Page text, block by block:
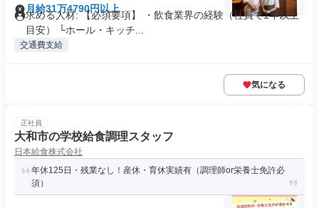
月給31万4790円以上
求める人材: 【必須要項】 ・飲食業界の経験（社員で1年以上
目安） └ホール・キッチ...
交通費支給
気になる
正社員
大和市の学校給食調理スタッフ
日本給食株式会社
年休125日・残業なし！産休・育休実績有（調理師or栄養士免許必
須）